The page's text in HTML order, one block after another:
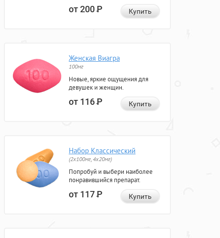
от 200Р Купить
Женская Виагра
100мг
Новые, яркие ощущения для
девушек и женщин.
от 116Р Купить
Набор Классический
(2x100мг, 4x20мг)
Попробуй и выбери наиболее
понравившийся препарат.
от 117Р Купить